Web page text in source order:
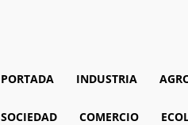
PORTADA INDUSTRIA
SOCIEDAD COMERCIO